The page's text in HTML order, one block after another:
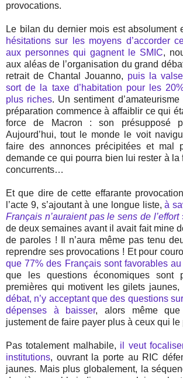
provocations.
Le bilan du dernier mois est absolument
hésitations sur les moyens d’accorder
aux personnes qui gagnent le SMIC,
aux aléas de l’organisation du grand
retrait de Chantal Jouanno, puis la
sort de la taxe d’habitation pour les
plus riches. Un sentiment
préparation commence à affaiblir ce qui
force de Macron : son présupposé
Aujourd’hui, tout le monde le voit
faire des annonces précipitées et mal
demande ce qui pourra bien lui rester à la
concurrents…
Et que dire de cette effarante
l’acte 9, s’ajoutant à une longue liste,à
Français n’auraient pas le sens de l’effort
de deux semaines avant il avait fait mine
de paroles ! Il n’aura même pas tenu
reprendre ses provocations ! Et pour
que 77% des Français sont favorables au
que les questions économiques sont
premières qui motivent les gilets jaunes,
débat, n’y acceptant que des questions
dépenses à baisser, alors même
justement de faire payer plus à ceux qui le
Pas totalement malhabile, il veut
institutions, ouvrant la porte au RIC
jaunes. Mais plus globalement, la